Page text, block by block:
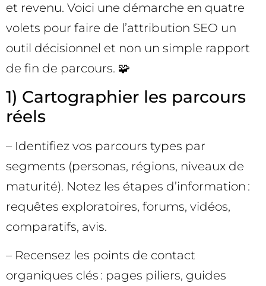
et revenu. Voici une démarche en quatre
volets pour faire de l’attribution SEO un
outil décisionnel et non un simple rapport
de fin de parcours. 🧩
1) Cartographier les parcours
réels
– Identifiez vos parcours types par
segments (personas, régions, niveaux de
maturité). Notez les étapes d’information :
requêtes exploratoires, forums, vidéos,
comparatifs, avis.
– Recensez les points de contact
organiques clés : pages piliers, guides